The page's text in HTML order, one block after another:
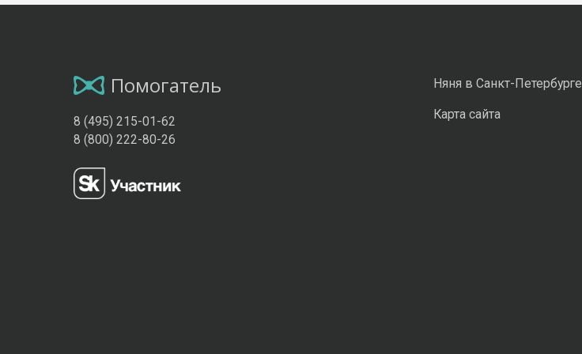
Помогатель
8 (495) 215-01-62
8 (800) 222-80-26
Няня в Санкт-Петербурге
Карта сайта